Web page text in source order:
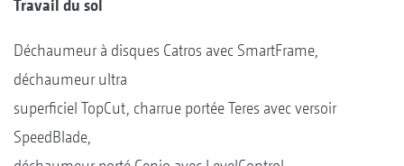
Travail du sol
Déchaumeur à disques Catros avec SmartFrame,
déchaumeur ultra
superficiel TopCut, charrue portée Teres avec versoir
SpeedBlade,